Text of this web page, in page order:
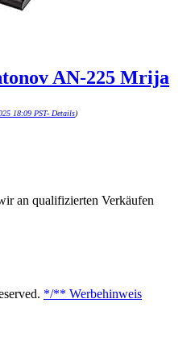
AN-225 Mrija
18:09 PST- Details)
an qualifizierten Verkäufen
*/** Werbehinweis